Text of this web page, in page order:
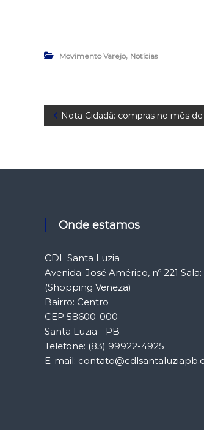
Movimento Varejo, Notícias
N
v
g
a
ç
ã
o
d
Nota Cidadã: compras no mês
Onde estamos
CDL Santa Luzia
Avenida: José Américo, nº 221
(Shopping Veneza)
Bairro: Centro
CEP 58600-000
Santa Luzia - PB
Telefone: (83) 99922-4925
E-mail: